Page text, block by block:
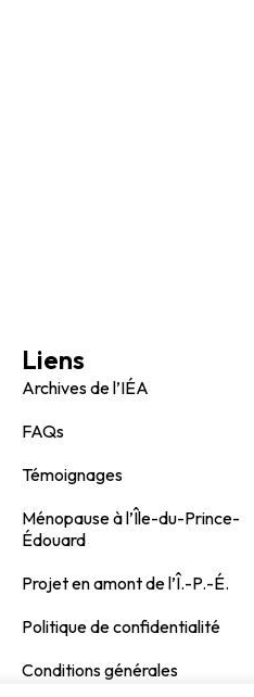
Liens
Archives de l’IÉA
FAQs
Témoignages
Ménopause à l’Île-du-Prince-
Édouard
Projet en amont de l’Î.-P.-É.
Politique de confidentialité
Conditions générales